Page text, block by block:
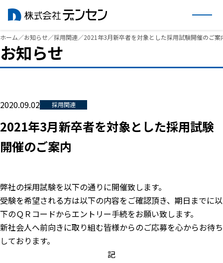
内
容
を
ッ
ホーム／お知らせ／採用関連／2021年3月新卒者を対象とした採用試験開催のご案
お知らせ
2020.09.02 採用関連
2021年3月新卒者を対象とした採用試験
開催のご案内
弊社の採用試験を以下の通りに開催致します。
受験を希望される方は以下の内容をご確認頂き、期日までに以
下のＱＲコードからエントリー手続をお願い致します。
新社会人へ前向きに取り組む皆様からのご応募を心からお待ち
しております。
記